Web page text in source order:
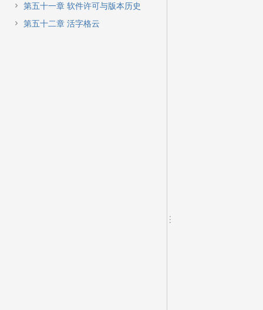
第五十一章 软件许可与版本历史
第五十二章 活字格云